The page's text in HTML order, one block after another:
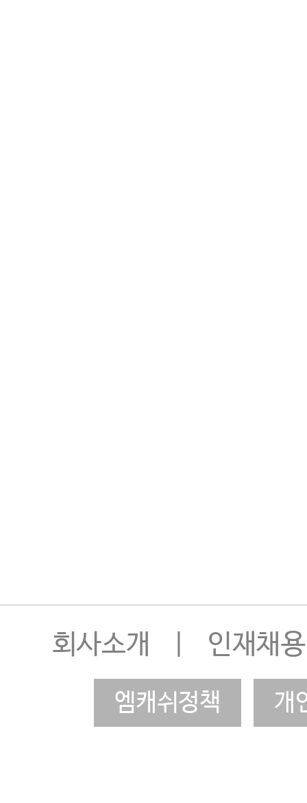
회사소개 인재채용
엠캐쉬정책 개